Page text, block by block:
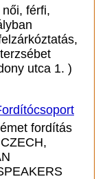
férfi,
utca 1. )
fordítás